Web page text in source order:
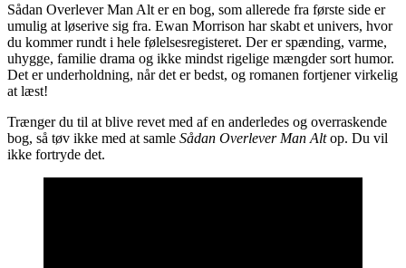
Sådan Overlever Man Alt er en bog, som allerede fra første side er
umulig at løserive sig fra. Ewan Morrison har skabt et univers, hvor
du kommer rundt i hele følelsesregisteret. Der er spænding, varme,
uhygge, familie drama og ikke mindst rigelige mængder sort humor.
Det er underholdning, når det er bedst, og romanen fortjener virkelig
at læst!
Trænger du til at blive revet med af en anderledes og overraskende
bog, så tøv ikke med at samle Sådan Overlever Man Altop. Du vil
ikke fortryde det.